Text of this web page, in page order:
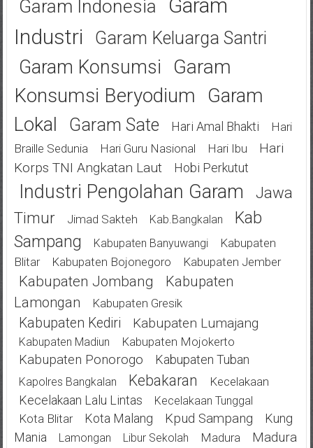
Garam Indonesia
Garam
Industri
Garam Keluarga Santri
Garam Konsumsi
Garam
Konsumsi Beryodium
Garam
Lokal
Garam Sate Hari Amal Bhakti
Hari
Braille Sedunia
Hari Guru Nasional Hari Ibu
Hari
Korps TNI Angkatan Laut
Hobi Perkutut
Industri Pengolahan Garam
Jawa
Timur
Jimad Sakteh Kab.bangkalan
Kab
Sampang
Kabupaten Banyuwangi
Kabupaten
Blitar
Kabupaten Bojonegoro Kabupaten Jember
Kabupaten Jombang
Kabupaten
Lamongan
Kabupaten Gresik
Kabupaten Kediri Kabupaten Lumajang
Kabupaten Madiun Kabupaten Mojokerto
Kabupaten Ponorogo Kabupaten Tuban
Kapolres Bangkalan Kebakaran Kecelakaan
Kecelakaan Lalu Lintas Kecelakaan Tunggal
Kota Blitar Kota Malang Kpud Sampang
Kung
Mania
Lamongan Libur Sekolah Madura
Madura